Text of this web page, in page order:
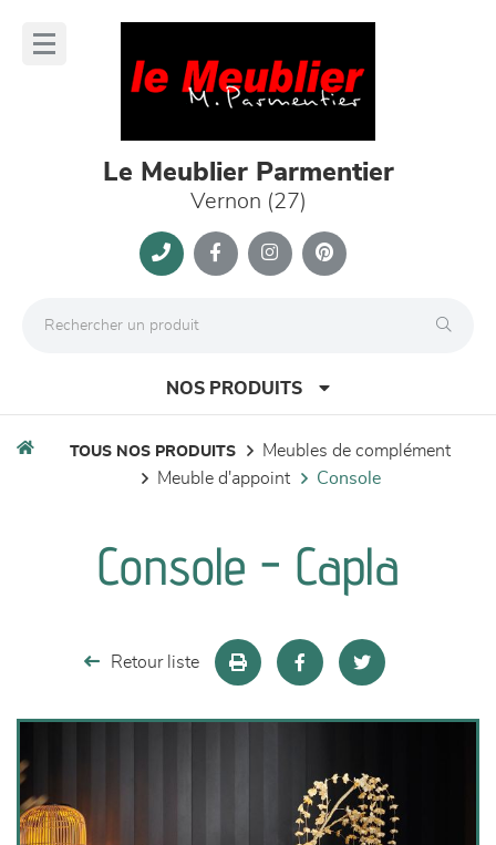
Le Meublier Parmentier
Vernon (27)
NOS PRODUITS
chambres et dressing
décoration
TOUS NOS PRODUITS
meubles de complément
meuble d'appoint
console
Console - Capla
Retour liste